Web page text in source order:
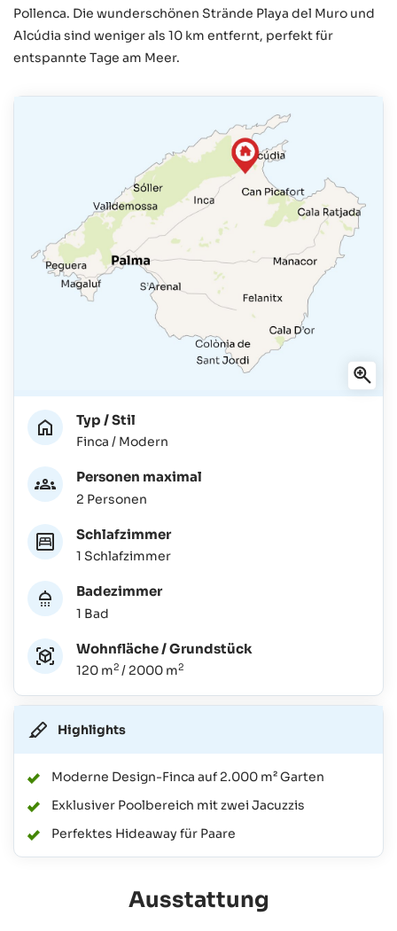
Pollenca. Die wunderschönen Strände Playa del Muro und
Alcúdia sind weniger als 10 km entfernt, perfekt für
entspannte Tage am Meer.
Typ / Stil
Finca / Modern
Personen maximal
2 Personen
Schlafzimmer
1 Schlafzimmer
Badezimmer
1 Bad
Wohnfläche / Grundstück
120 m2 / 2000 m2
Highlights
Moderne Design-Finca auf 2.000 m² Garten
Exklusiver Poolbereich mit zwei Jacuzzis
Perfektes Hideaway für Paare
Ausstattung